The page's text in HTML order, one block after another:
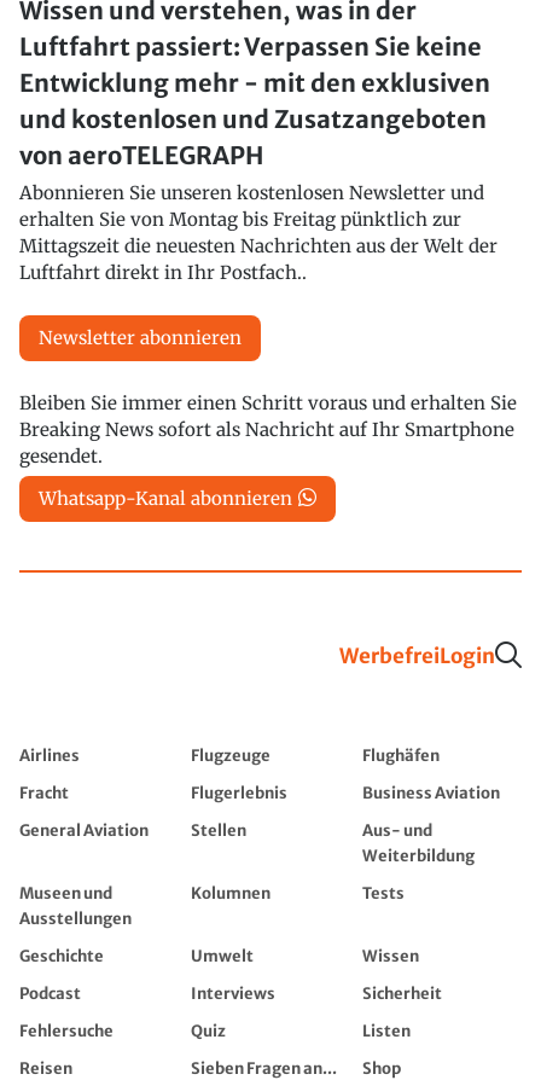
Wissen und verstehen, was in der
Luftfahrt passiert: Verpassen Sie keine
Entwicklung mehr - mit den exklusiven
und kostenlosen und Zusatzangeboten
von aeroTELEGRAPH
Abonnieren Sie unseren kostenlosen Newsletter und
erhalten Sie von Montag bis Freitag pünktlich zur
Mittagszeit die neuesten Nachrichten aus der Welt der
Luftfahrt direkt in Ihr Postfach..
Newsletter abonnieren
Bleiben Sie immer einen Schritt voraus und erhalten Sie
Breaking News sofort als Nachricht auf Ihr Smartphone
gesendet.
Whatsapp-Kanal abonnieren
WerbefreiLogin
Airlines Flugzeuge
Flughäfen
Fracht
Flugerlebnis
Business Aviation
General Aviation
Stellen
Aus- und
Weiterbildung
Museen und
Ausstellungen
Kolumnen Tests
Geschichte Umwelt
Wissen
Podcast
Interviews
Sicherheit
Fehlersuche
Quiz
Listen
Reisen
Sieben Fragen an...
Shop